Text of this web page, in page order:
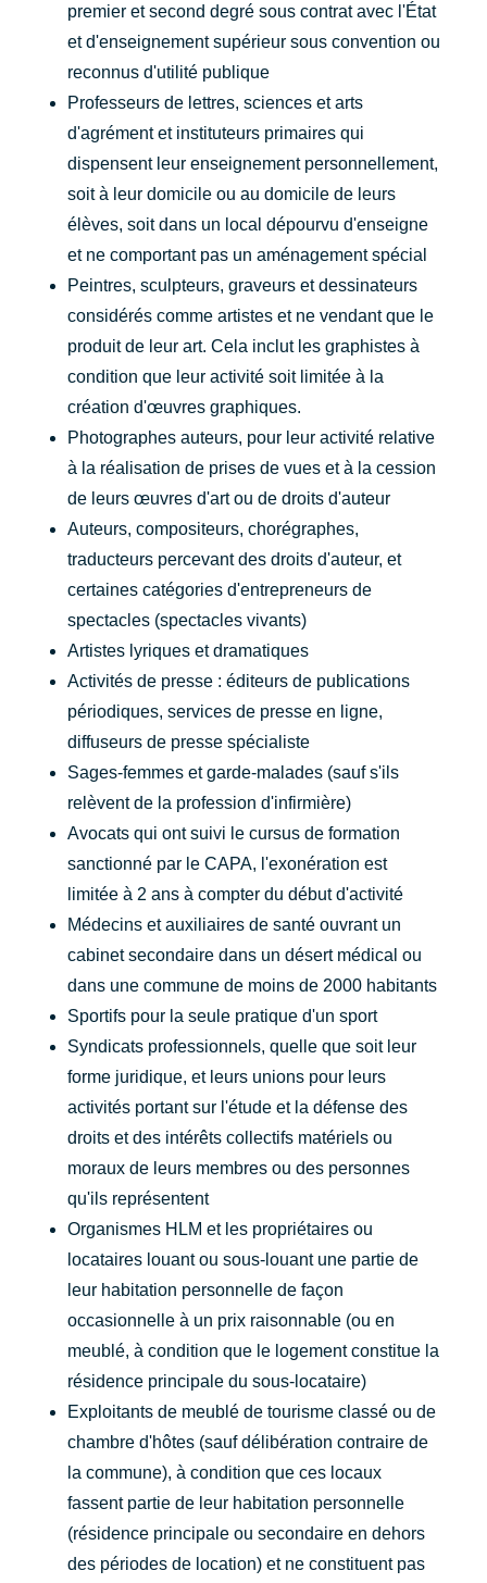
premier et second degré sous contrat avec l'État
et d'enseignement supérieur sous convention ou
reconnus d'utilité publique
Professeurs de lettres, sciences et arts
d'agrément et instituteurs primaires qui
dispensent leur enseignement personnellement,
soit à leur domicile ou au domicile de leurs
élèves, soit dans un local dépourvu d'enseigne
et ne comportant pas un aménagement spécial
Peintres, sculpteurs, graveurs et dessinateurs
considérés comme artistes et ne vendant que le
produit de leur art. Cela inclut les graphistes à
condition que leur activité soit limitée à la
création d'œuvres graphiques.
Photographes auteurs, pour leur activité relative
à la réalisation de prises de vues et à la cession
de leurs œuvres d'art ou de droits d'auteur
Auteurs, compositeurs, chorégraphes,
traducteurs percevant des droits d'auteur, et
certaines catégories d'entrepreneurs de
spectacles (spectacles vivants)
Artistes lyriques et dramatiques
Activités de presse : éditeurs de publications
périodiques, services de presse en ligne,
diffuseurs de presse spécialiste
Sages-femmes et garde-malades (sauf s'ils
relèvent de la profession d'infirmière)
Avocats qui ont suivi le cursus de formation
sanctionné par le CAPA, l'exonération est
limitée à 2 ans à compter du début d'activité
Médecins et auxiliaires de santé ouvrant un
cabinet secondaire dans un désert médical ou
dans une commune de moins de 2000 habitants
Sportifs pour la seule pratique d'un sport
Syndicats professionnels, quelle que soit leur
forme juridique, et leurs unions pour leurs
activités portant sur l'étude et la défense des
droits et des intérêts collectifs matériels ou
moraux de leurs membres ou des personnes
qu'ils représentent
Organismes HLM et les propriétaires ou
locataires louant ou sous-louant une partie de
leur habitation personnelle de façon
occasionnelle à un prix raisonnable (ou en
meublé, à condition que le logement constitue la
résidence principale du sous-locataire)
Exploitants de meublé de tourisme classé ou de
chambre d'hôtes (sauf délibération contraire de
la commune), à condition que ces locaux
fassent partie de leur habitation personnelle
(résidence principale ou secondaire en dehors
des périodes de location) et ne constituent pas